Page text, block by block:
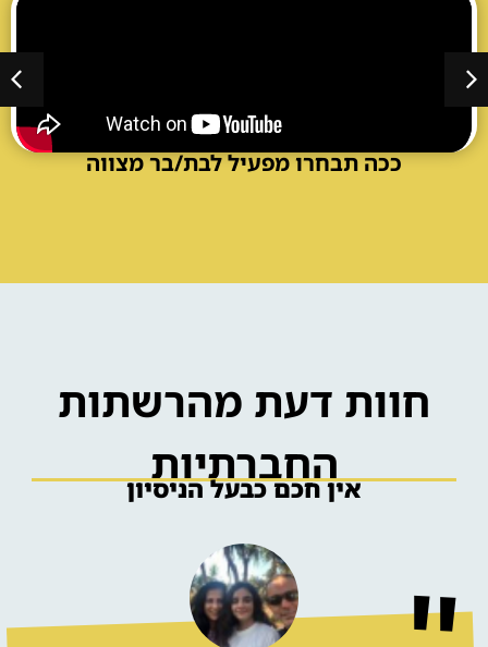
ככה תבחרו מפעיל לבת/בר מצווה
חוות דעת מהרשתות
החברתיות
אין חכם כבעל הניסיון